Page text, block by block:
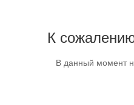
К
В данный момент